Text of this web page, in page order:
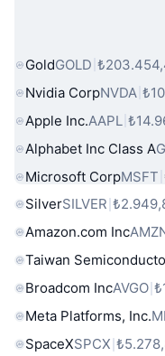
Popüler
GoldGOLD
Nvidia CorpNVDA
Apple Inc.AAPL
Alphabet Inc Class A
Microsoft CorpMSFT
SilverSILVER
Amazon.com Inc
Taiwan
Broadcom IncAVGO
Meta Platforms, Inc.
SpaceXSPCX